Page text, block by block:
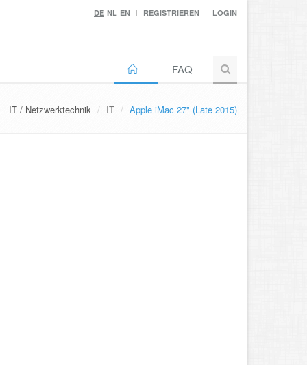
DE NL EN REGISTRIEREN LOGIN
FAQ
IT / Netzwerktechnik IT Apple iMac 27" (Late 2015)